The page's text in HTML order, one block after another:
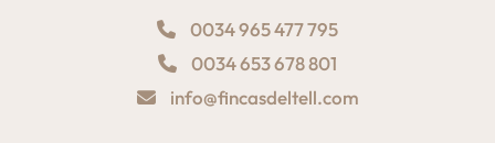
0034 965 477 795
0034 653 678 801
info@fincasdeltell.com